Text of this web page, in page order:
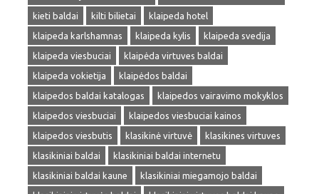
kieti baldai
kilti bilietai
klaipeda hotel
klaipeda karlshamnas
klaipeda kylis
klaipeda svedija
klaipeda viesbuciai
klaipėda virtuves baldai
klaipeda vokietija
klaipėdos baldai
klaipedos baldai katalogas
klaipedos vairavimo mokyklos
klaipedos viesbuciai
klaipedos viesbuciai kainos
klaipedos viesbutis
klasikinė virtuvė
klasikines virtuves
klasikiniai baldai
klasikiniai baldai internetu
klasikiniai baldai kaune
klasikiniai miegamojo baldai